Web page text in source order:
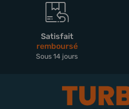
Satisfait
remboursé
Sous 14 jours